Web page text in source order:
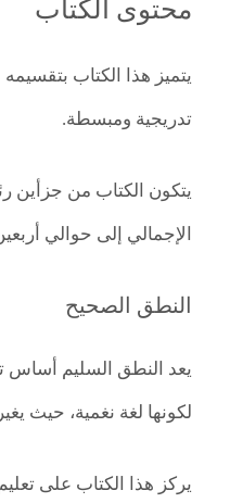
محتوى الكتاب
يتميز هذا الكتاب
تدريجية ومبسطة.
يتكون الكتاب من جزأين
الإجمالي إلى حوالي
النطق الصحيح
يعد النطق السليم أساس
لكونها لغة نغمية، حيث
يركز هذا الكتاب على